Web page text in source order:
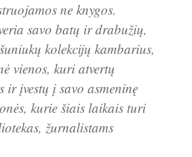
ne knygos.
savo batų ir drabužių,
kolekcijų kambarius,
vienos, kuri atvertų
ir įvestų į savo asmeninę
kurie šiais laikais turi
žurnalistams